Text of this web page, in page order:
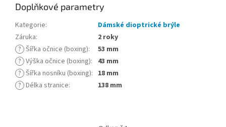
Doplňkové parametry
Kategorie:
Dámské dioptrické brýle
Záruka:
2 roky
? Šířka očnice (boxing):
53 mm
? Výška očnice (boxing):
43 mm
? Šířka nosníku (boxing): 18 mm
? Délka stranice: 138 mm